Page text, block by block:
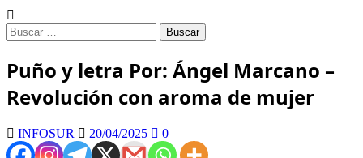
Puño y letra Por: Ángel Marcano –
Revolución con aroma de mujer
INFOSUR 20/04/2025 0